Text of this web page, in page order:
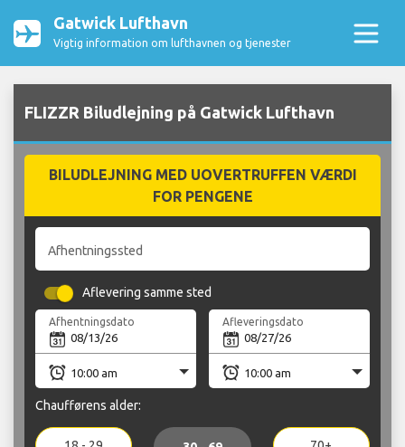
Gatwick Lufthavn
Vigtig information om lufthavnen og tjenester
FLIZZR Biludlejning på Gatwick Lufthavn
BILUDLEJNING MED UOVERTRUFFEN VÆRDI
FOR PENGENE
Afhentningssted
Aflevering samme sted
Afhentningsdato Afleveringsdato
Chaufførens alder: